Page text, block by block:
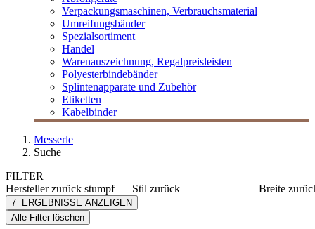
Verpackungsmaschinen, Verbrauchsmaterial
Umreifungsbänder
Spezialsortiment
Handel
Warenauszeichnung, Regalpreisleisten
Polyesterbindebänder
Splintenapparate und Zubehör
Etiketten
Kabelbinder
Messerle
Suche
FILTER
Herstellerzurück stumpf
stumpf
[e] one
Stil zurück
Breite
7
ERGEBNISSE ANZEIGEN
Alle Filter löschen